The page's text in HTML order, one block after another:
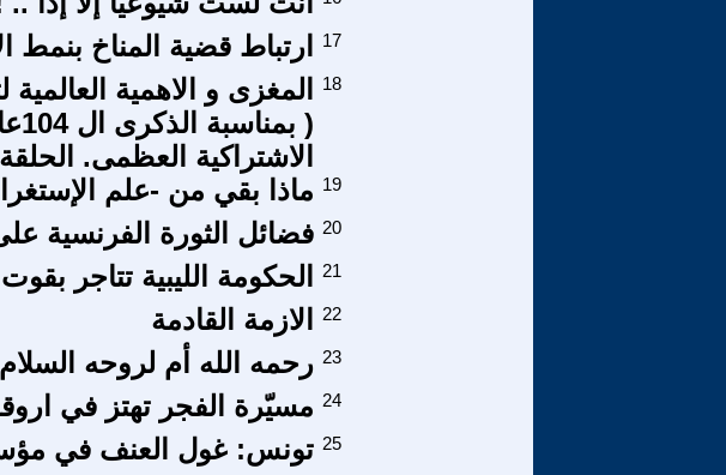
ارتباط قضية المناخ بنمط 17
المغزى و الاهمية
الاشتراكية العظمى. الحلقة
18
ماذا بقي من -علم 19
فضائل الثورة الفرنسية 20
الحكومة الليبية تتاجر 21
الازمة القادمة 22
رحمه الله أم لروحه 23
مسيّرة الفجر تهتز في 24
تونس: غول العنف في 25